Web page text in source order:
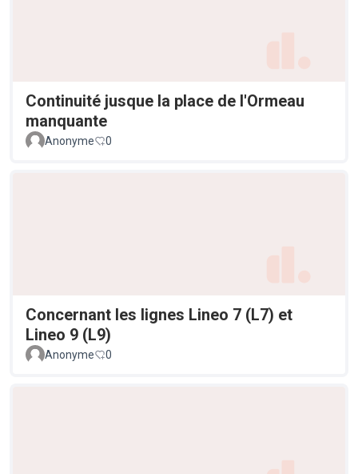
Continuité jusque la place de l'Ormeau
manquante
Anonyme 0
Concernant les lignes Lineo 7 (L7) et
Lineo 9 (L9)
Anonyme 0